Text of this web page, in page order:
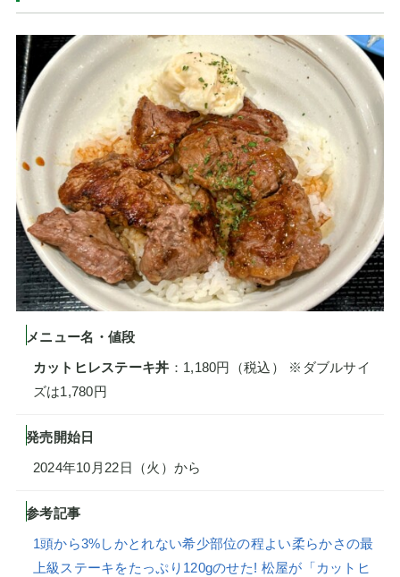
メニュー名・値段
カットヒレステーキ丼 ：1,180円（税込） ※ダブルサイ
ズは1,780円
発売開始日
2024年10月22日（火）から
参考記事
1頭から3%しかとれない希少部位の程よい柔らかさの最
上級ステーキをたっぷり120gのせた! 松屋が「カットヒ